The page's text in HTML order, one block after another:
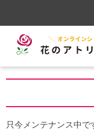
只今メンテナンス中で